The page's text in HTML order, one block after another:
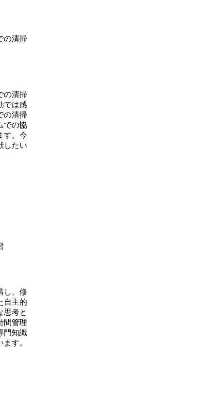
の清掃
の清掃
では感
の清掃
での協
す。今
したい
し、修
自主的
思考と
間管理
門知識
す。